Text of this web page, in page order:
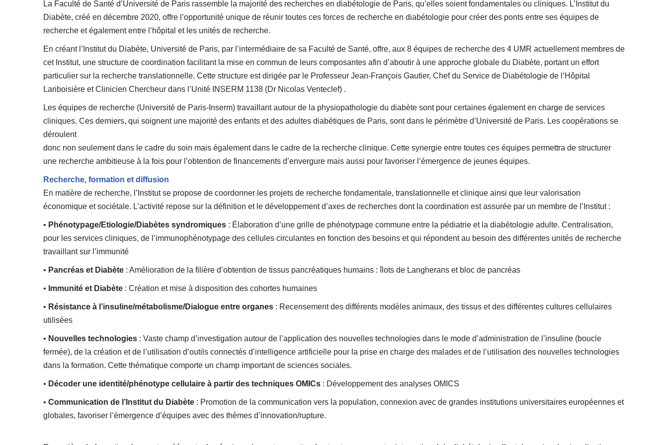
La Faculté de Santé d’Université de Paris rassemble la majorité des recherches en diabétologie de Paris, qu’elles soient fondamentales ou cliniques. L’Institut du
Diabète, créé en décembre 2020, offre l’opportunité unique de réunir toutes ces forces de recherche en diabétologie pour créer des ponts entre ses équipes de
recherche et également entre l’hôpital et les unités de recherche.
En créant l’Institut du Diabète, Université de Paris, par l’intermédiaire de sa Faculté de Santé, offre, aux 8 équipes de recherche des 4 UMR actuellement membres de
cet Institut, une structure de coordination facilitant la mise en commun de leurs composantes afin d’aboutir à une approche globale du Diabète, portant un effort
particulier sur la recherche translationnelle. Cette structure est dirigée par le Professeur Jean-François Gautier, Chef du Service de Diabétologie de l’Hôpital
Lariboisière et Clinicien Chercheur dans l’Unité INSERM 1138 (Dr Nicolas Venteclef) .
Les équipes de recherche (Université de Paris-Inserm) travaillant autour de la physiopathologie du diabète sont pour certaines également en charge de services
cliniques. Ces derniers, qui soignent une majorité des enfants et des adultes diabétiques de Paris, sont dans le périmètre d’Université de Paris. Les coopérations se
déroulent
donc non seulement dans le cadre du soin mais également dans le cadre de la recherche clinique. Cette synergie entre toutes ces équipes permettra de structurer
une recherche ambitieuse à la fois pour l’obtention de financements d’envergure mais aussi pour favoriser l’émergence de jeunes équipes.
Recherche, formation et diffusion
En matière de recherche, l’Institut se propose de coordonner les projets de recherche fondamentale, translationnelle et clinique ainsi que leur valorisation
économique et sociétale. L’activité repose sur la définition et le développement d’axes de recherches dont la coordination est assurée par un membre de l’Institut :
• Phénotypage/Etiologie/Diabètes syndromiques : Élaboration d’une grille de phénotypage commune entre la pédiatrie et la diabétologie adulte. Centralisation,
pour les services cliniques, de l’immunophénotypage des cellules circulantes en fonction des besoins et qui répondent au besoin des différentes unités de recherche
travaillant sur l’immunité
• Pancréas et Diabète : Amélioration de la filière d’obtention de tissus pancréatiques humains : îlots de Langherans et bloc de pancréas
• Immunité et Diabète : Création et mise à disposition des cohortes humaines
• Résistance à l’insuline/métabolisme/Dialogue entre organes : Recensement des différents modèles animaux, des tissus et des différentes cultures cellulaires
utilisées
• Nouvelles technologies : Vaste champ d’investigation autour de l’application des nouvelles technologies dans le mode d’administration de l’insuline (boucle
fermée), de la création et de l’utilisation d’outils connectés d’intelligence artificielle pour la prise en charge des malades et de l’utilisation des nouvelles technologies
dans la formation. Cette thématique comporte un champ important de sciences sociales.
• Décoder une identité/phénotype cellulaire à partir des techniques OMICs : Développement des analyses OMICS
• Communication de l’Institut du Diabète : Promotion de la communication vers la population, connexion avec de grandes institutions universitaires européennes et
globales, favoriser l’émergence d’équipes avec des thèmes d’innovation/rupture.